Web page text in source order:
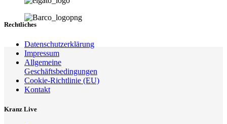
Rechtliches
Datenschutzerklärung
Impressum
Allgemeine
Geschäftsbedingungen
Cookie-Richtlinie (EU)
Kontakt
Kranz Live